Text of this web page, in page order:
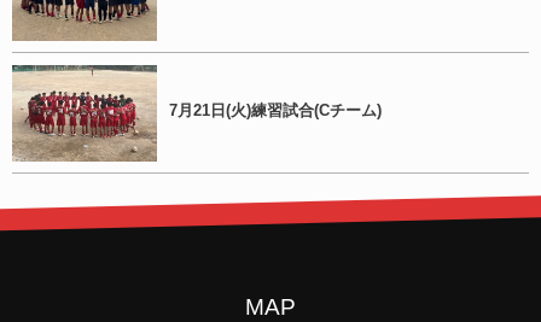
7月21日(火)練習試合(Cチーム)
MAP